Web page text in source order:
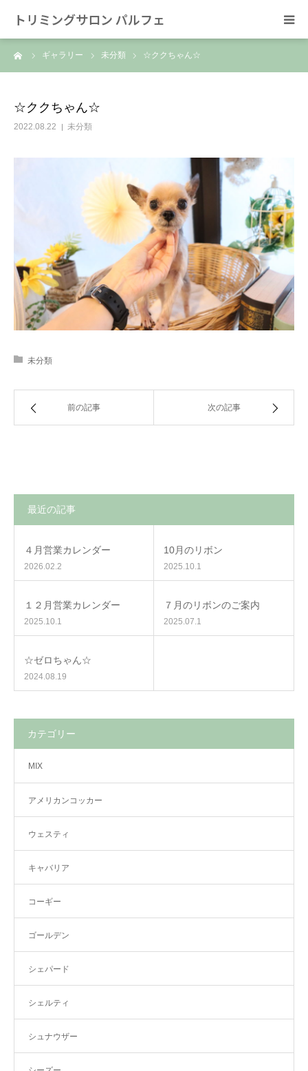
トリミングサロン パルフェ
ギャラリー 未分類 ☆ククちゃん☆
☆ククちゃん☆
2022.08.22 未分類
未分類
前の記事 次の記事
最近の記事
４月営業カレンダー
2026.02.2
10月のリボン
2025.10.1
１２月営業カレンダー
2025.10.1
７月のリボンのご案内
2025.07.1
☆ゼロちゃん☆
2024.08.19
カテゴリー
MIX
アメリカンコッカー
ウェスティ
キャバリア
コーギー
ゴールデン
シェパード
シェルティ
シュナウザー
HOME
SNS/リンク